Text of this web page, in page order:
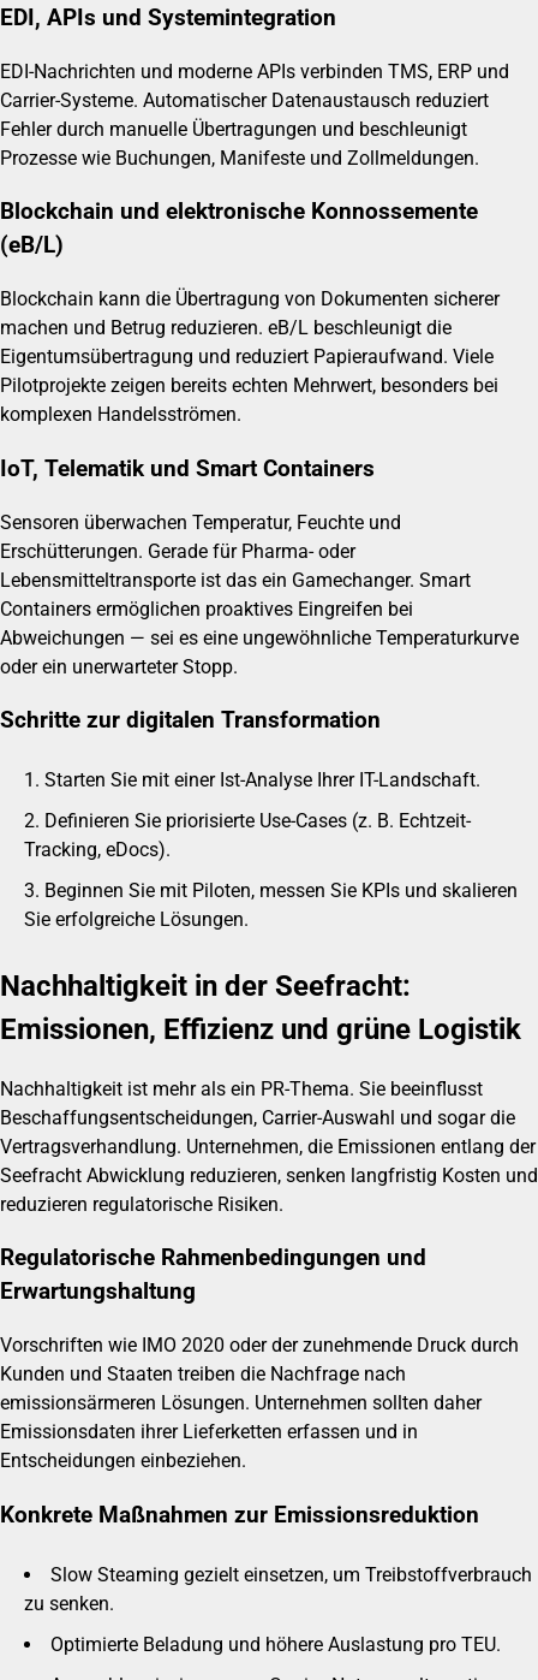
EDI, APIs und Systemintegration
EDI-Nachrichten und moderne APIs verbinden TMS, ERP und
Carrier-Systeme. Automatischer Datenaustausch reduziert
Fehler durch manuelle Übertragungen und beschleunigt
Prozesse wie Buchungen, Manifeste und Zollmeldungen.
Blockchain und elektronische Konnossemente
(eB/L)
Blockchain kann die Übertragung von Dokumenten sicherer
machen und Betrug reduzieren. eB/L beschleunigt die
Eigentumsübertragung und reduziert Papieraufwand. Viele
Pilotprojekte zeigen bereits echten Mehrwert, besonders bei
komplexen Handelsströmen.
IoT, Telematik und Smart Containers
Sensoren überwachen Temperatur, Feuchte und
Erschütterungen. Gerade für Pharma- oder
Lebensmitteltransporte ist das ein Gamechanger. Smart
Containers ermöglichen proaktives Eingreifen bei
Abweichungen — sei es eine ungewöhnliche Temperaturkurve
oder ein unerwarteter Stopp.
Schritte zur digitalen Transformation
Starten Sie mit einer Ist-Analyse Ihrer IT-Landschaft.
Definieren Sie priorisierte Use-Cases (z. B. Echtzeit-
Tracking, eDocs).
Beginnen Sie mit Piloten, messen Sie KPIs und skalieren
Sie erfolgreiche Lösungen.
Nachhaltigkeit in der Seefracht:
Emissionen, Effizienz und grüne Logistik
Nachhaltigkeit ist mehr als ein PR-Thema. Sie beeinflusst
Beschaffungsentscheidungen, Carrier-Auswahl und sogar die
Vertragsverhandlung. Unternehmen, die Emissionen entlang der
Seefracht Abwicklung reduzieren, senken langfristig Kosten und
reduzieren regulatorische Risiken.
Regulatorische Rahmenbedingungen und
Erwartungshaltung
Vorschriften wie IMO 2020 oder der zunehmende Druck durch
Kunden und Staaten treiben die Nachfrage nach
emissionsärmeren Lösungen. Unternehmen sollten daher
Emissionsdaten ihrer Lieferketten erfassen und in
Entscheidungen einbeziehen.
Konkrete Maßnahmen zur Emissionsreduktion
Slow Steaming gezielt einsetzen, um Treibstoffverbrauch
zu senken.
Optimierte Beladung und höhere Auslastung pro TEU.